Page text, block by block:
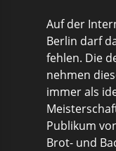
Auf der
Berlin darf
fehlen. Die
nehmen
immer als
Publikum
Brot- und